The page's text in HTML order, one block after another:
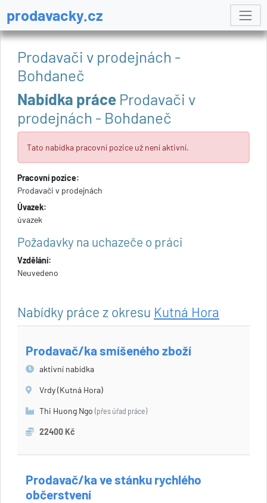
prodavacky.cz
Prodavači v prodejnách -
Bohdaneč
Nabídka práce Prodavači v
prodejnách - Bohdaneč
Tato nabídka pracovní pozice už není aktivní.
Pracovní pozice:
Prodavači v prodejnách
Úvazek:
úvazek
Požadavky na uchazeče o práci
Vzdělání:
Neuvedeno
Nabídky práce z okresu Kutná Hora
Prodavač/ka smíšeného zboží
aktivní nabídka
Vrdy (Kutná Hora)
Thi Huong Ngo (přes úřad práce)
22400 Kč
Prodavač/ka ve stánku rychlého
občerstvení